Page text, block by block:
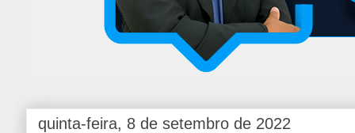
quinta-feira, 8 de setembro de 2022